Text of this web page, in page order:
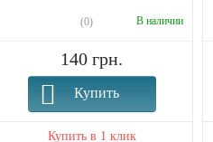
(0) В наличии
140 грн.
Купить